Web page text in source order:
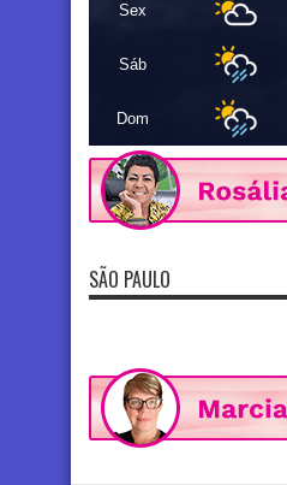
Sex
Sáb
Dom
SÃO PAULO